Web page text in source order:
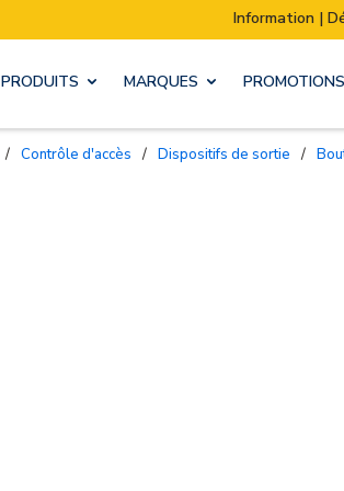
Information | Déménagement de notre stock :
PRODUITS MARQUES PROMOTIONS
/ Contrôle d'accès / Dispositifs de sortie /